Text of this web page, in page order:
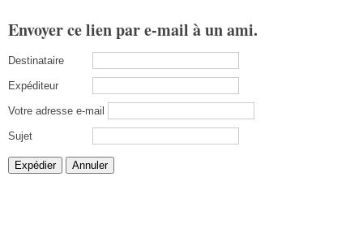
Envoyer ce lien par e-mail à un ami.
Destinataire
Expéditeur
Votre adresse e-mail
Sujet
Expédier Annuler